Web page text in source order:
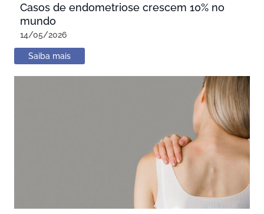
Casos de endometriose crescem 10% no
mundo
14/05/2026
Saiba mais